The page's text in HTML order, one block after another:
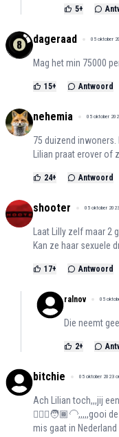
5+
dageraad 05 oktober
Mag het min 75000
15+ Antwoord
nehemia 05 oktober
75 duizend inwoners.
Lilian praat erover of
24+ Antwoord
shooter 05 oktober
Laat Lilly zelf maar 2
Kan ze haar sexuele
17+ Antwoord
ralnov 05
Die neemt
2+
bitchie 05 oktober 2023
Ach Lilian toch,,,jij een
🧔🏽‍♀️🧑🏾‍🦲,,,,,gooi
mis gaat in